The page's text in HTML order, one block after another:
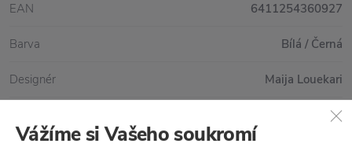
EAN 6411254360927
Barva Bílá / Černá
Designér Maija Louekari
100% bavlna
Vážíme si Vašeho soukromí